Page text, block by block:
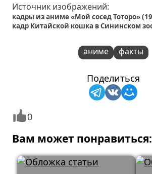
Источник изображений:
кадры из аниме «Мой сосед Тоторо»
кадр Китайской кошка в Сининском
аниме факты
Поделиться
0
Вам может понравиться: